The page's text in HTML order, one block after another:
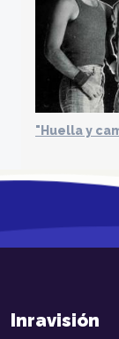
"Huella y
Inravisión